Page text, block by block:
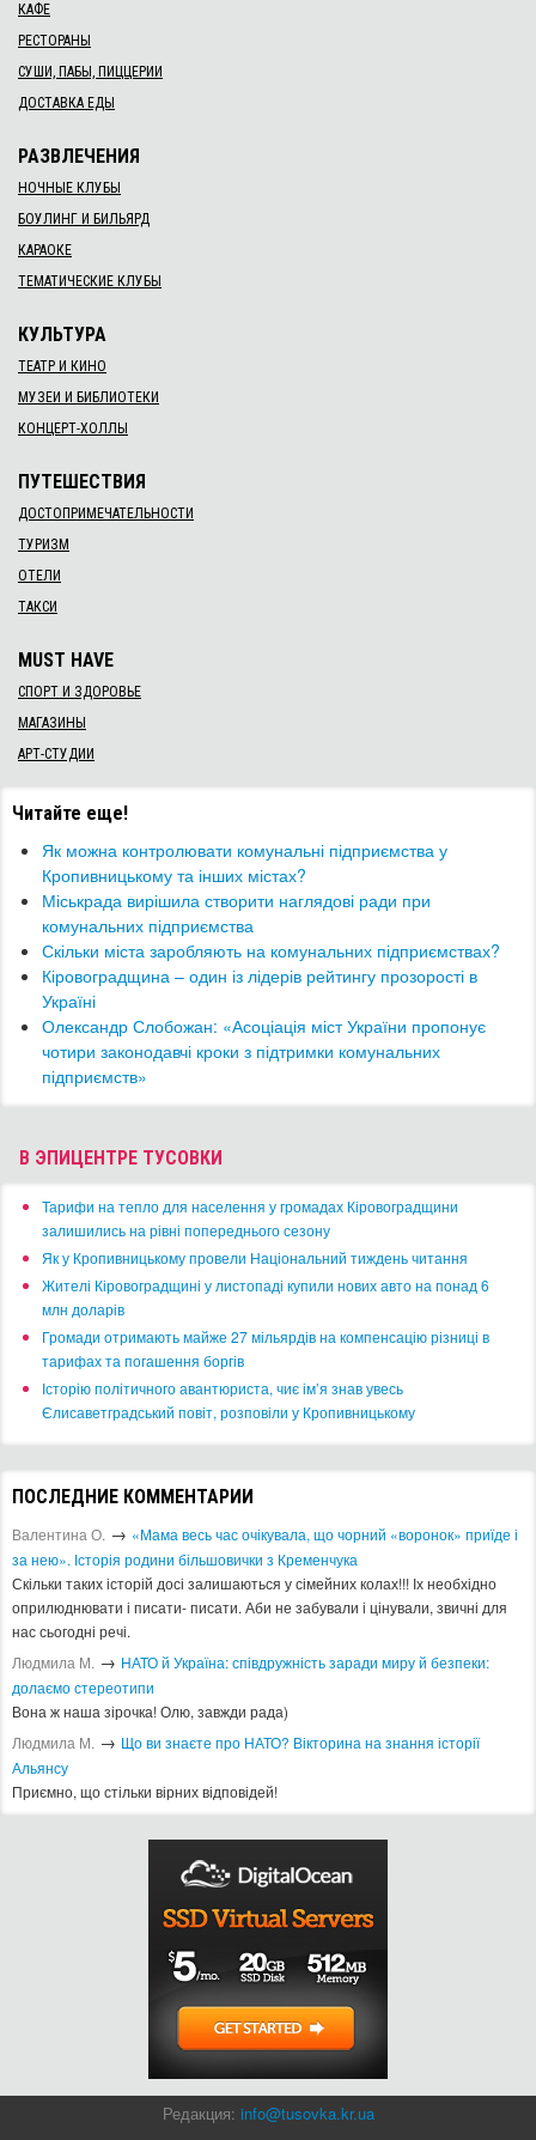
КАФЕ
РЕСТОРАНЫ
СУШИ, ПАБЫ, ПИЦЦЕРИИ
ДОСТАВКА ЕДЫ
РАЗВЛЕЧЕНИЯ
НОЧНЫЕ КЛУБЫ
БОУЛИНГ И БИЛЬЯРД
КАРАОКЕ
ТЕМАТИЧЕСКИЕ КЛУБЫ
КУЛЬТУРА
ТЕАТР И КИНО
МУЗЕИ И БИБЛИОТЕКИ
КОНЦЕРТ-ХОЛЛЫ
ПУТЕШЕСТВИЯ
ДОСТОПРИМЕЧАТЕЛЬНОСТИ
ТУРИЗМ
ОТЕЛИ
ТАКСИ
MUST HAVE
СПОРТ И ЗДОРОВЬЕ
МАГАЗИНЫ
АРТ-СТУДИИ
Читайте еще!
​Як можна контролювати комунальні підприємства у
Кропивницькому та інших містах?
​Міськрада вирішила створити наглядові ради при
комунальних підприємства
​Скільки міста заробляють на комунальних підприємствах?
Кіровоградщина – один із лідерів рейтингу прозорості в
Україні
​Олександр Слобожан: «Асоціація міст України пропонує
чотири законодавчі кроки з підтримки комунальних
підприємств»
В ЭПИЦЕНТРЕ ТУСОВКИ
​Тарифи на тепло для населення у громадах Кіровоградщини
залишились на рівні попереднього сезону
​Як у Кропивницькому провели Національний тиждень читання
​Жителі Кіровоградщині у листопаді купили нових авто на понад 6
млн доларів
​Громади отримають майже 27 мільярдів на компенсацію різниці в
тарифах та погашення боргів
Історію політичного авантюриста, чиє ім’я знав увесь
Єлисаветградський повіт, розповіли у Кропивницькому
ПОСЛЕДНИЕ КОММЕНТАРИИ
Валентина О. → «Мама весь час очікувала, що чорний «воронок» приїде і
за нею». Історія родини більшовички з Кременчука
Скільки таких історій досі залишаються у сімейних колах!!! Іх необхідно
оприлюднювати і писати- писати. Аби не забували і цінували, звичні для
нас сьогодні речі.
Людмила М. → ​НАТО й Україна: співдружність заради миру й безпеки:
долаємо стереотипи
Вона ж наша зірочка! Олю, завжди рада)
Людмила М. → Що ви знаєте про НАТО? Вікторина на знання історії
Альянсу ​
Приємно, що стільки вірних відповідей!
Редакция: info@tusovka.kr.ua